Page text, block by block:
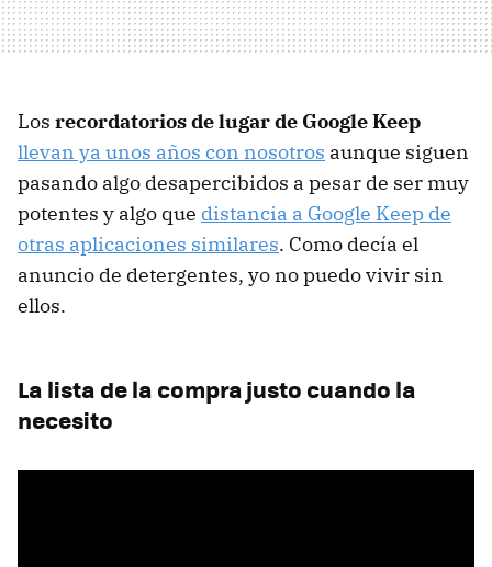
Los recordatorios de lugar de Google Keep
llevan ya unos años con nosotros aunque siguen
pasando algo desapercibidos a pesar de ser muy
potentes y algo que distancia a Google Keep de
otras aplicaciones similares. Como decía el
anuncio de detergentes, yo no puedo vivir sin
ellos.
La lista de la compra justo cuando la
necesito